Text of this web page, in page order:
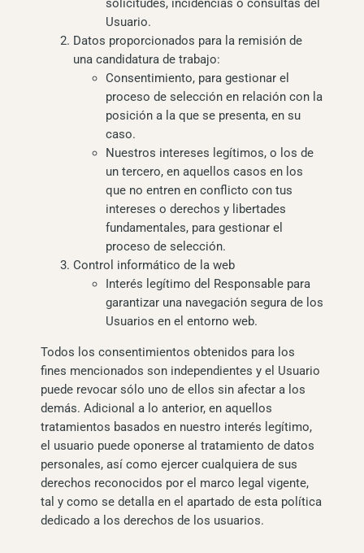
solicitudes, incidencias o consultas del
Usuario.
Datos proporcionados para la remisión de
una candidatura de trabajo:
Consentimiento, para gestionar el
proceso de selección en relación con la
posición a la que se presenta, en su
caso.
Nuestros intereses legítimos, o los de
un tercero, en aquellos casos en los
que no entren en conflicto con tus
intereses o derechos y libertades
fundamentales, para gestionar el
proceso de selección.
Control informático de la web
Interés legítimo del Responsable para
garantizar una navegación segura de los
Usuarios en el entorno web.
Todos los consentimientos obtenidos para los
fines mencionados son independientes y el Usuario
puede revocar sólo uno de ellos sin afectar a los
demás. Adicional a lo anterior, en aquellos
tratamientos basados en nuestro interés legítimo,
el usuario puede oponerse al tratamiento de datos
personales, así como ejercer cualquiera de sus
derechos reconocidos por el marco legal vigente,
tal y como se detalla en el apartado de esta política
dedicado a los derechos de los usuarios.